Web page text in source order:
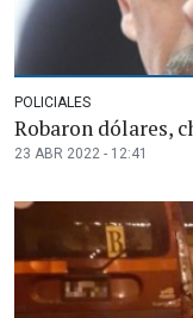
POLICIALES
Robaron dólares,
23 ABR 2022 - 12:41